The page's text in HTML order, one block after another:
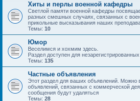
Хиты и перлы военной кафедры
Светлой памяти военной кафедры
разных смешных случаях, связанных с
прикольные высказывания наших
Темы: 10
Юмор
Веселимся и хохмим здесь.
Раздел доступен для незарегистрированных
Темы: 135
Частные объявления
Этот раздел для ваших объявлений. Можно
объявлений, связанных с коммерческой
сообщения будут удаляться
Темы: 28